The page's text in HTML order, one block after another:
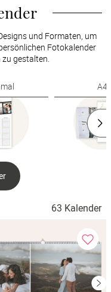
und Formaten, um
Fotokalender
gestalten.
A4
63 Kalender